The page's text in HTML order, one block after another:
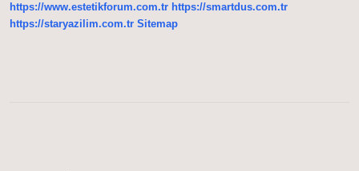
https://www.estetikforum.com.tr https://smartdus.com.tr
https://staryazilim.com.tr Sitemap